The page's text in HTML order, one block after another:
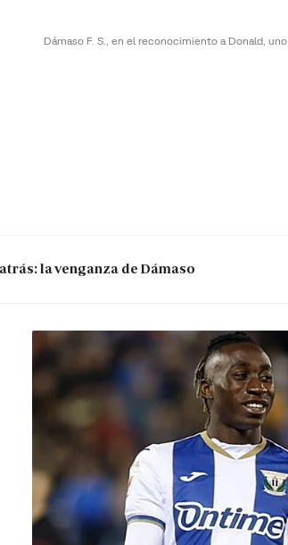
Dámaso F. S., en el reconocimiento a Donald,
la venganza de Dámaso